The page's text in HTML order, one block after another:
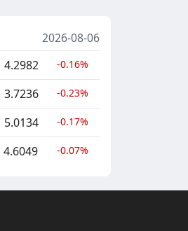
2026-08-06
4.2982 -0.16%
3.7236 -0.23%
5.0134 -0.17%
4.6049 -0.07%